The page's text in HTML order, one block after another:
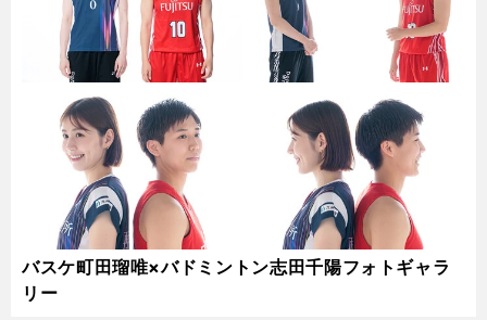
バスケ町田瑠唯×バドミントン志田千陽フォトギャラ
リー